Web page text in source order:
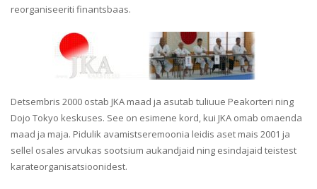
reorganiseeriti finantsbaas.
Detsembris 2000 ostab JKA maad ja asutab tuliuue Peakorteri ning
Dojo Tokyo keskuses. See on esimene kord, kui JKA omab omaenda
maad ja maja. Pidulik avamistseremoonia leidis aset mais 2001 ja
sellel osales arvukas sootsium aukandjaid ning esindajaid teistest
karateorganisatsioonidest.